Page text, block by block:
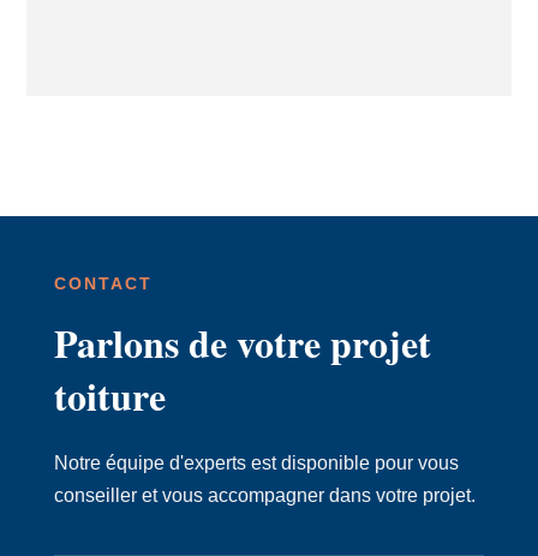
CONTACT
Parlons de votre projet
toiture
Notre équipe d'experts est disponible pour vous
conseiller et vous accompagner dans votre projet.